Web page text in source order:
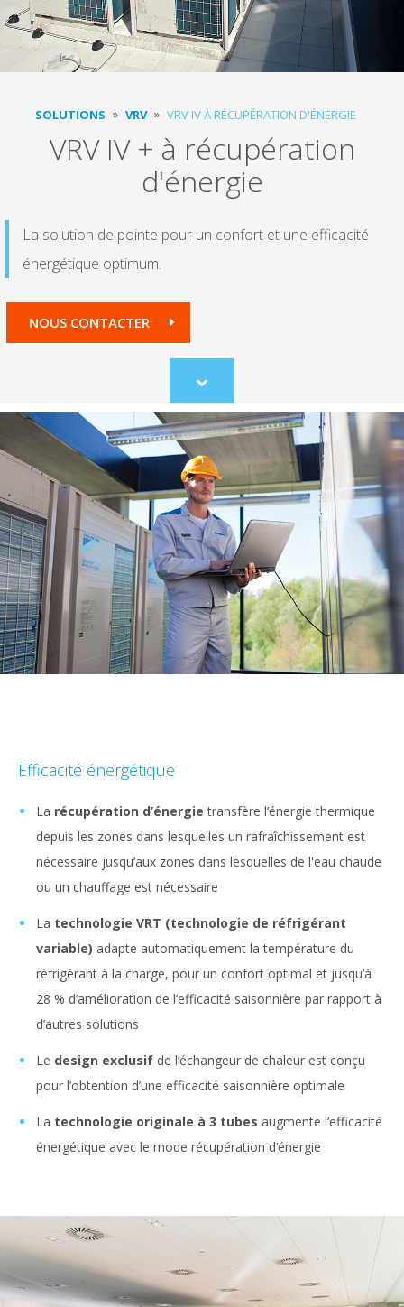
SOLUTIONS VRV VRV IV À RÉCUPÉRATION D'ÉNERGIE
VRV IV + à récupération
d'énergie
La solution de pointe pour un confort et une efficacité
énergétique optimum.
NOUS CONTACTER
Scroll
to
content
Efficacité énergétique
La récupération d’énergie transfère l’énergie thermique
depuis les zones dans lesquelles un rafraîchissement est
nécessaire jusqu’aux zones dans lesquelles de l'eau chaude
ou un chauffage est nécessaire
La technologie VRT (technologie de réfrigérant
variable) adapte automatiquement la température du
réfrigérant à la charge, pour un confort optimal et jusqu’à
28 % d’amélioration de l’efficacité saisonnière par rapport à
d’autres solutions
Le design exclusif de l’échangeur de chaleur est conçu
pour l’obtention d’une efficacité saisonnière optimale
La technologie originale à 3 tubes augmente l’efficacité
énergétique avec le mode récupération d’énergie